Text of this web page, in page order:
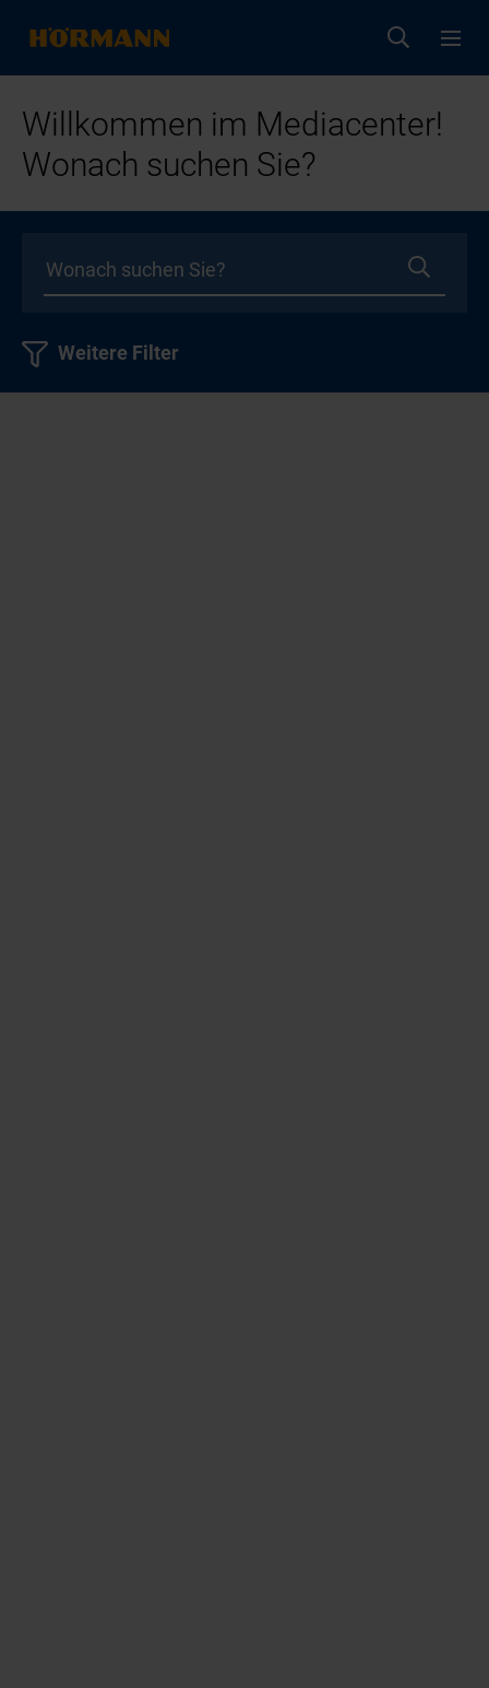
Willkommen im Mediacenter!
Wonach suchen Sie?
Weitere Filter